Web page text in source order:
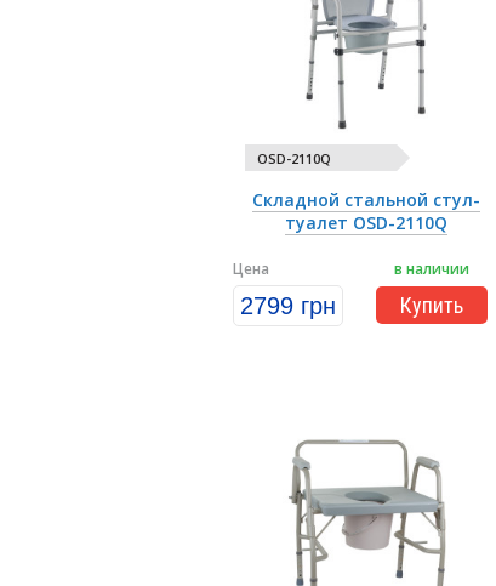
OSD-2110Q
Складной стальной стул-
туалет OSD-2110Q
в наличии
Купить
Цена
2799 грн